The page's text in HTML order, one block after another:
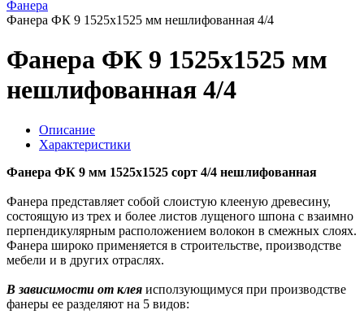
Фанера
Фанера ФК 9 1525х1525 мм нешлифованная 4/4
Фанера ФК 9 1525х1525 мм
нешлифованная 4/4
Описание
Характеристики
Фанера ФК 9 мм 1525х1525 сорт 4/4 нешлифованная
Фанера представляет собой слоистую клееную древесину,
состоящую из трех и более листов лущеного шпона с взаимно
перпендикулярным расположением волокон в смежных слоях.
Фанера широко применяется в строительстве, производстве
мебели и в других отраслях.
В зависимости от клея исползующимуся при производстве
фанеры ее разделяют на 5 видов: